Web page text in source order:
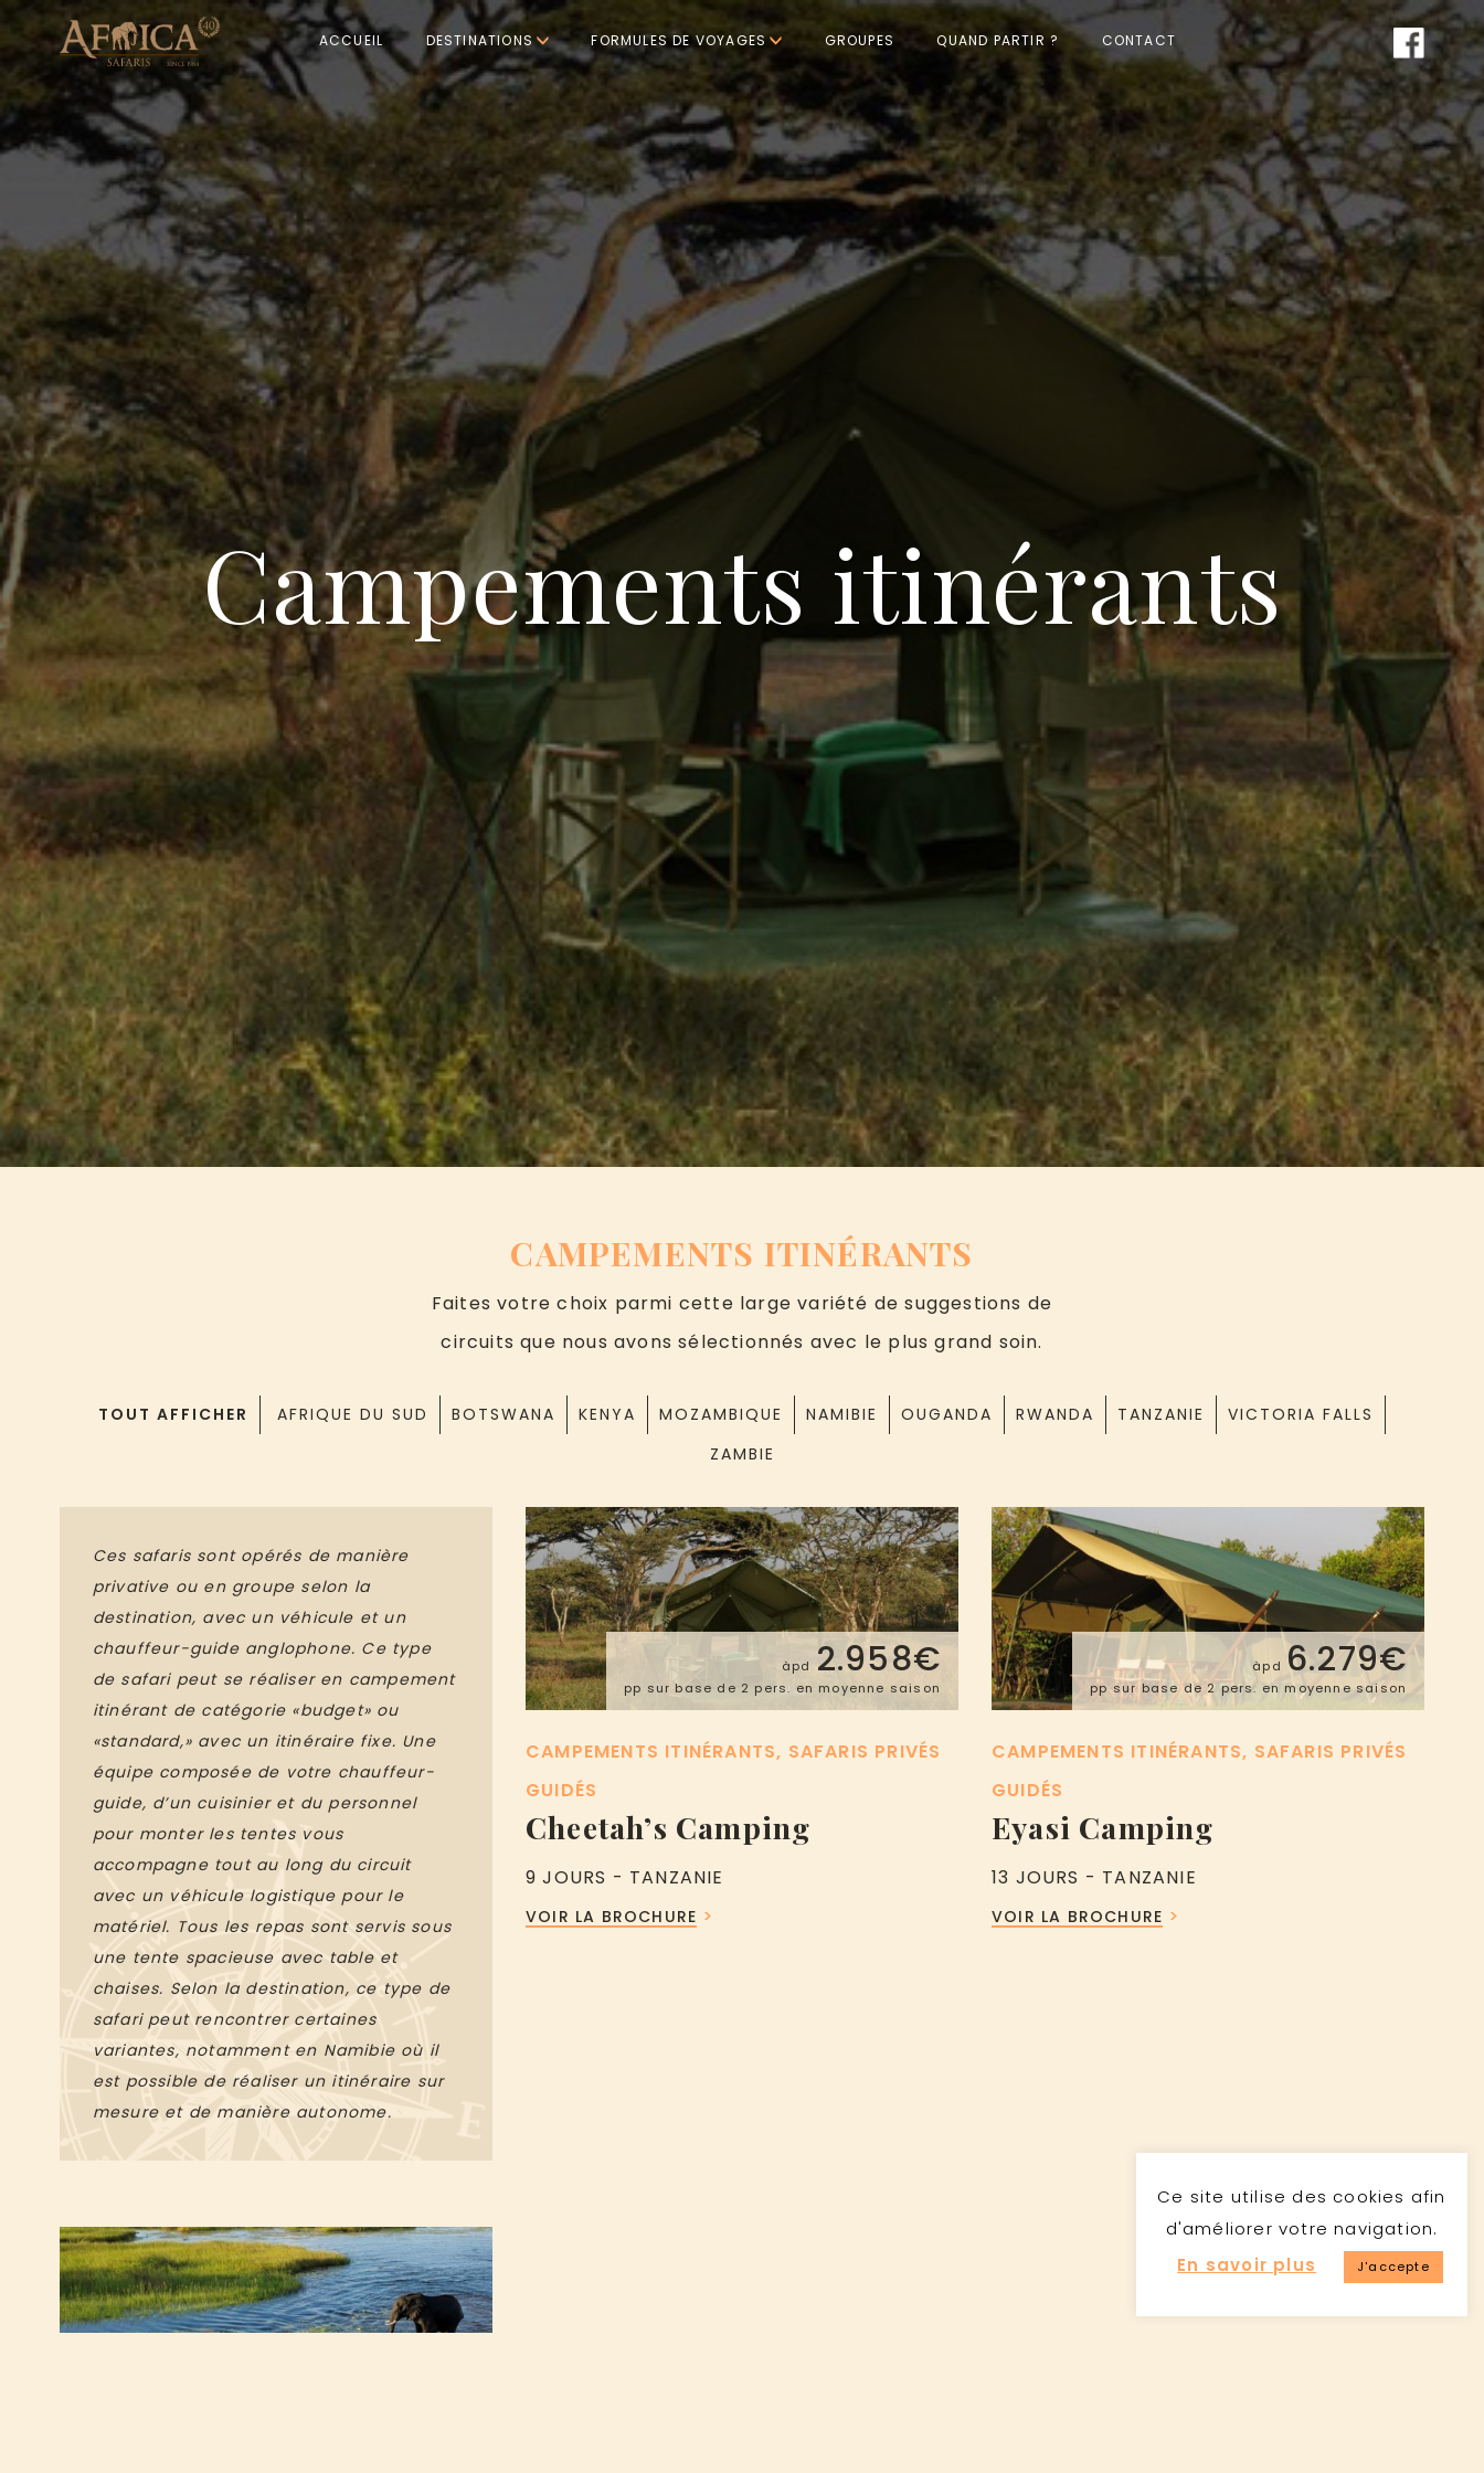
ACCUEIL DESTINATIONS FORMULES DE VOYAGES GROUPES QUAND PARTIR ? CONTACT
Campements itinérants
CAMPEMENTS ITINÉRANTS
Faites votre choix parmi cette large variété de suggestions de
circuits que nous avons sélectionnés avec le plus grand soin.
TOUT AFFICHER AFRIQUE DU SUD BOTSWANA KENYA MOZAMBIQUE NAMIBIE OUGANDA RWANDA TANZANIE
VICTORIA FALLS
ZAMBIE
Ces safaris sont opérés de manière
privative ou en groupe selon la
destination, avec un véhicule et un
chauffeur-guide anglophone. Ce type
de safari peut se réaliser en campement
itinérant de catégorie «budget» ou
«standard,» avec un itinéraire fixe. Une
équipe composée de votre chauffeur-
guide, d’un cuisinier et du personnel
pour monter les tentes vous
accompagne tout au long du circuit
avec un véhicule logistique pour le
matériel. Tous les repas sont servis sous
une tente spacieuse avec table et
chaises. Selon la destination, ce type de
safari peut rencontrer certaines
variantes, notamment en Namibie où il
est possible de réaliser un itinéraire sur
mesure et de manière autonome.
àpd 2.958€
pp sur base de 2 pers. en moyenne saison
CAMPEMENTS ITINÉRANTS SAFARIS PRIVÉS
GUIDÉS
Cheetah’s Camping
9 JOURS - TANZANIE
VOIR LA BROCHURE
àpd 6.279€
pp sur base de 2 pers. en moyenne saison
CAMPEMENTS ITINÉRANTS SAFARIS PRIVÉS
GUIDÉS
Eyasi Camping
13 JOURS - TANZANIE
VOIR LA BROCHURE
Ce site utilise des cookies afin
d'améliorer votre navigation.
En savoir plus
J'accepte